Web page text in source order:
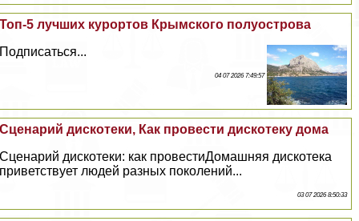
Топ-5 лучших курортов Крымского полуострова
Подписаться...
04 07 2026 7:49:57
Сценарий дискотеки, Как провести дискотеку дома
Сценарий дискотеки: как провестиДомашняя дискотека
приветствует людей разных поколений...
03 07 2026 8:50:33